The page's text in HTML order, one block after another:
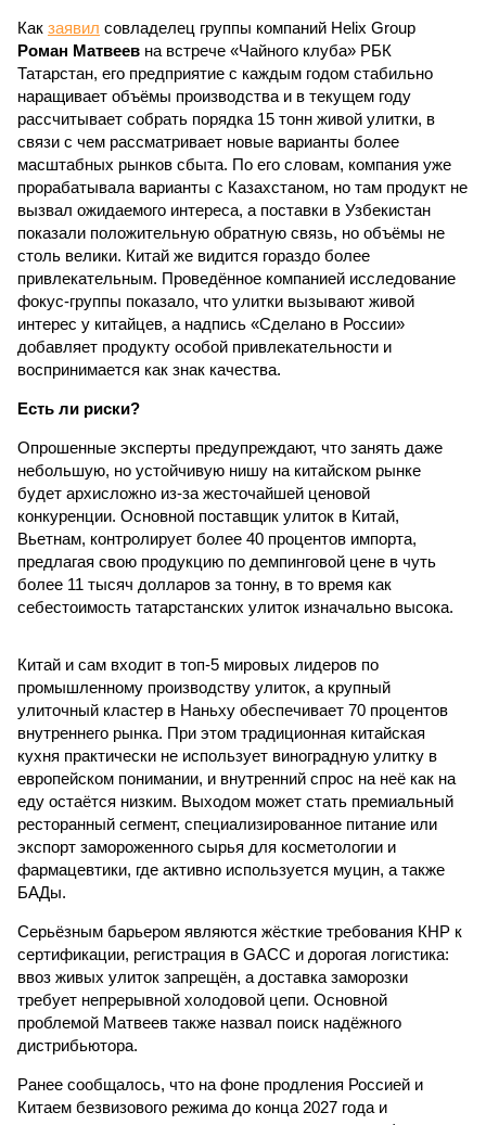
Как заявил совладелец группы компаний Helix Group
Роман Матвеев на встрече «Чайного клуба» РБК
Татарстан, его предприятие с каждым годом стабильно
наращивает объёмы производства и в текущем году
рассчитывает собрать порядка 15 тонн живой улитки, в
связи с чем рассматривает новые варианты более
масштабных рынков сбыта. По его словам, компания уже
прорабатывала варианты с Казахстаном, но там продукт не
вызвал ожидаемого интереса, а поставки в Узбекистан
показали положительную обратную связь, но объёмы не
столь велики. Китай же видится гораздо более
привлекательным. Проведённое компанией исследование
фокус-группы показало, что улитки вызывают живой
интерес у китайцев, а надпись «Сделано в России»
добавляет продукту особой привлекательности и
воспринимается как знак качества.
Есть ли риски?
Опрошенные эксперты предупреждают, что занять даже
небольшую, но устойчивую нишу на китайском рынке
будет архисложно из-за жесточайшей ценовой
конкуренции. Основной поставщик улиток в Китай,
Вьетнам, контролирует более 40 процентов импорта,
предлагая свою продукцию по демпинговой цене в чуть
более 11 тысяч долларов за тонну, в то время как
себестоимость татарстанских улиток изначально высока.
Китай и сам входит в топ-5 мировых лидеров по
промышленному производству улиток, а крупный
улиточный кластер в Наньху обеспечивает 70 процентов
внутреннего рынка. При этом традиционная китайская
кухня практически не использует виноградную улитку в
европейском понимании, и внутренний спрос на неё как на
еду остаётся низким. Выходом может стать премиальный
ресторанный сегмент, специализированное питание или
экспорт замороженного сырья для косметологии и
фармацевтики, где активно используется муцин, а также
БАДы.
Серьёзным барьером являются жёсткие требования КНР к
сертификации, регистрация в GACC и дорогая логистика:
ввоз живых улиток запрещён, а доставка заморозки
требует непрерывной холодовой цепи. Основной
проблемой Матвеев также назвал поиск надёжного
дистрибьютора.
Ранее сообщалось, что на фоне продления Россией и
Китаем безвизового режима до конца 2027 года и